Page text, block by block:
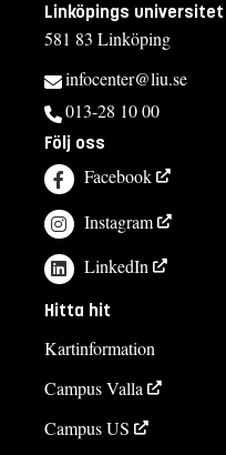
Linköpings universitet
581 83 Linköping
infocenter@liu.se
013-28 10 00
Följ oss
Facebook
Instagram
LinkedIn
Hitta hit
Kartinformation
Campus Valla
Campus US